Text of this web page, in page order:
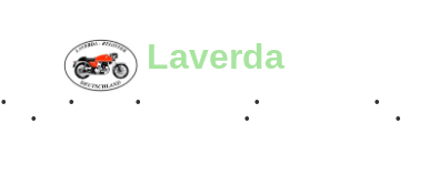
Laverda
• • • • •
• • •